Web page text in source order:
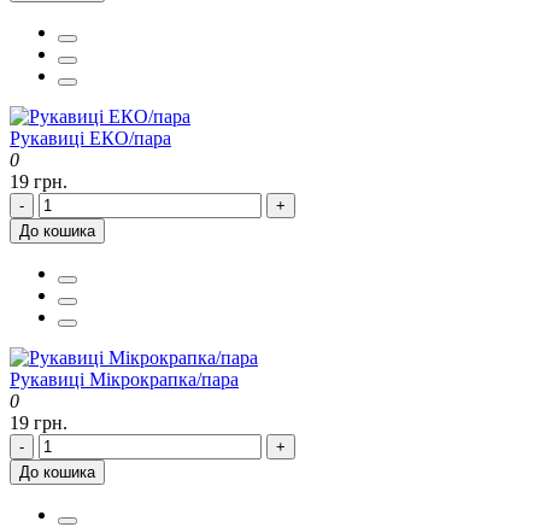
Рукавиці ЕКО/пара
0
19 грн.
-
+
До кошика
Рукавиці Мікрокрапка/пара
0
19 грн.
-
+
До кошика